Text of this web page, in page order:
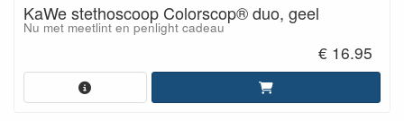
KaWe stethoscoop Colorscop® duo, geel
Nu met meetlint en penlight cadeau
€ 16.95